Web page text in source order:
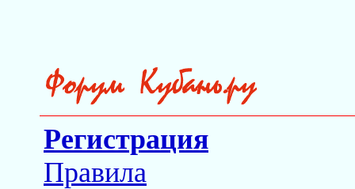
Регистрация
Правила